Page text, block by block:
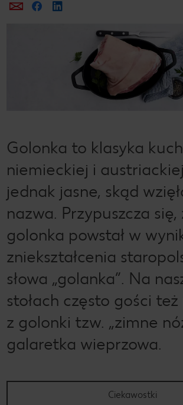
Prześlij e-mailem
Udostępnij na Facebooku
Golonka to klasyka
niemieckiej i
jednak jasne, skąd
nazwa. Przypuszcza
golonka powstał w
zniekształcenia
słowa „golanka”. Na
stołach często gości
z golonki tzw. „zimne
galaretka wieprzowa.
Ciekawostki